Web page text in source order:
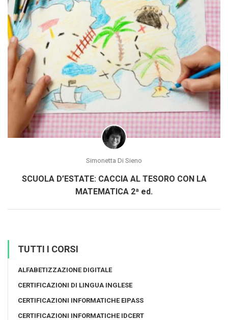
Simonetta Di Sieno
SCUOLA D’ESTATE: CACCIA AL TESORO CON LA
MATEMATICA 2ª ed.
TUTTI I CORSI
ALFABETIZZAZIONE DIGITALE
CERTIFICAZIONI DI LINGUA INGLESE
CERTIFICAZIONI INFORMATICHE EIPASS
CERTIFICAZIONI INFORMATICHE IDCERT